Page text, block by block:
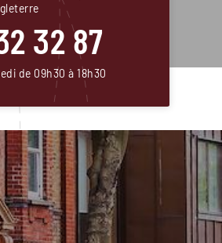
32 87
de 09h30 à 18h30